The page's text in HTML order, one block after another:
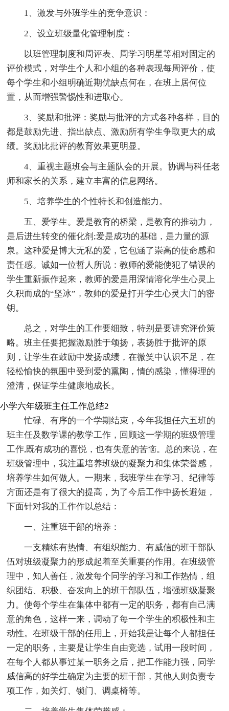
1、激发与外班学生的竞争意识：
2、设立班级量化管理制度：
以班管理制度和周评表、周学习明星等相对固定的
评价模式，对学生个人和小组的各种表现每周评价，使
每个学生和小组明确近期优缺点何在，在班上居何位
置，从而增强警惕性和进取心。
3、奖励和批评：奖励与批评的方式各种各样，目的
都是鼓励先进、指出缺点、激励所有学生争取更大的成
绩。奖励比批评的教育效果更明显。
4、重视主题班会与主题队会的开展。协调与科任老
师和家长的关系，建立丰富的信息网络。
5、培养学生的个性特长和创造能力。
五、爱学生。爱是教育的桥梁，是教育的推动力，
是后进生转变的催化剂;爱是成功的基础，是力量的源
泉。这种爱是博大无私的爱，它包涵了崇高的使命感和
责任感。诚如一位哲人所说：教师的爱能使犯了错误的
学生重新振作起来，教师的爱是用深情溶化学生心灵上
久积而成的“坚冰”，教师的爱是打开学生心灵大门的密
钥。
总之，对学生的工作要细致，特别是要讲究评价策
略。班主任要把握激励胜于颂扬，表扬胜于批评的原
则，让学生在鼓励中发扬成绩，在微笑中认识不足，在
轻松愉快的氛围中受到爱的熏陶，情的感染，懂得理的
澄清，保证学生健康地成长。
小学六年级班主任工作总结2
忙碌、有序的一个学期结束，今年我担任六五班的
班主任及数学课的教学工作，回顾这一学期的班级管理
工作,既有成功的喜悦，也有失意的苦恼。总的来说，在
班级管理中，我注重培养班级的凝聚力和集体荣誉感，
培养学生如何做人。一期来，我班学生在学习、纪律等
方面还是有了很大的提高，为了今后工作中扬长避短，
下面针对我的工作作以总结：
一、注重班干部的培养：
一支精练有热情、有组织能力、有威信的班干部队
伍对班级凝聚力的形成起着至关重要的作用。在班级管
理中，知人善任，激发每个同学的学习和工作热情，组
织团结、积极、奋发向上的班干部队伍，增强班级凝聚
力。使每个学生在集体中都有一定的职务，都有自己满
意的角色，这样一来，调动了每一个学生的积极性和主
动性。在班级干部的任用上，开始我是让每个人都担任
一定的职务，主要是让学生自由竞选，试用一段时间，
在每个人都从事过某一职务之后，把工作能力强，同学
威信高的好学生确定为主要的班干部，其他人则负责专
项工作，如关灯、锁门、调桌椅等。